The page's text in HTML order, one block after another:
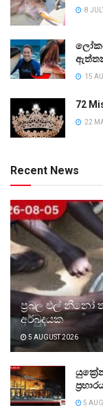
8
15
72
22
Recent News
ප්‍රබල එල් නීනෝ
අර්බුදයක
5 AUGUST 2026
5